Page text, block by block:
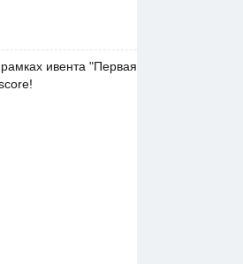
ивента "Первая